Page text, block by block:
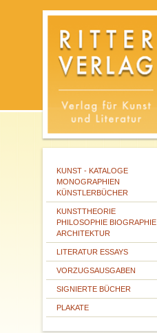
KUNST - KATALOGE
MONOGRAPHIEN
KÜNSTLERBÜCHER
KUNSTTHEORIE
PHILOSOPHIE BIOGRAPHIE
ARCHITEKTUR
LITERATUR ESSAYS
VORZUGSAUSGABEN
SIGNIERTE BÜCHER
PLAKATE